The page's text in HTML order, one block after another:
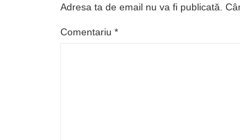
Adresa ta de email nu va fi publicată.
Comentariu *